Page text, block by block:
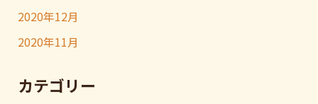
2020年12月
2020年11月
カテゴリー